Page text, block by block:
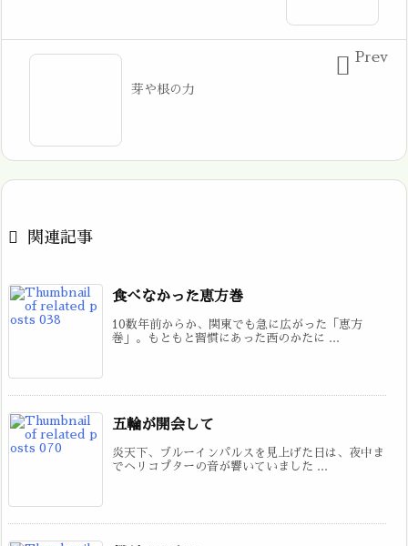
芽や根の力
 Prev
関連記事
食べなかった恵方巻
10数年前からか、関東でも急に広がった「恵方
巻」。もともと習慣にあった西のかたに ...
五輪が開会して
炎天下、ブルーインパルスを見上げた日は、夜中ま
でヘリコプターの音が響いていました ...